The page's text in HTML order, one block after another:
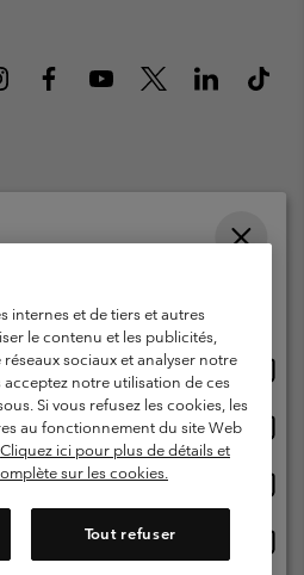
Sarl. Avenue des Morgines, 12
généré par l'utilisateur
Impressum
en ligne disponibles
ligne
ligne
ligne
internes et de tiers et autres
le contenu et les publicités,
sociaux et analyser notre
notre utilisation de ces
Si vous refusez les cookies, les
au fonctionnement du site Web
Cliquez ici pour plus de détails et
sur les cookies.
Tout refuser